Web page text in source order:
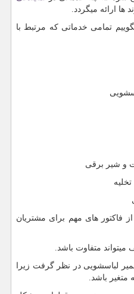
ها ارائه میگردد.
تمامی خدماتی که مرتبط با
و شیر برقی
فاکتور های مهم برای مشتریان
میتواند متفاوت باشد.
لباسشویی در نظر گرفت زیرا
متغیر باشد.